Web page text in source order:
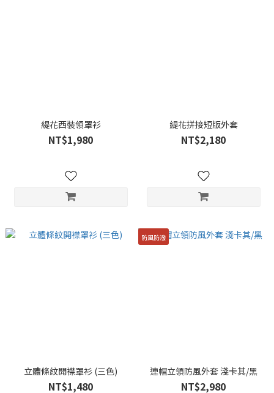
緹花西裝領罩衫
NT$1,980
緹花拼接短版外套
NT$2,180
立體條紋開襟罩衫 (三色)
NT$1,480
防風防潑
連帽立領防風外套 淺卡其/黑
NT$2,980